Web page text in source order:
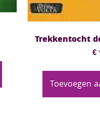
Trekkentocht
€
Toevoegen